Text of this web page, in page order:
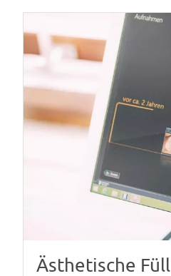
Absenden des
Verarbeitung einverstanden.
Ästhetische